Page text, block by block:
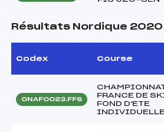
Résultats Nordique 2020
Codex Course
ONAF0023.FFS
FRANCE DE
FOND D'ETE